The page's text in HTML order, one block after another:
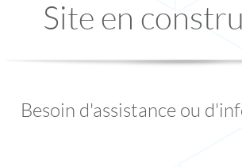
Site en
Besoin d'assistance ou